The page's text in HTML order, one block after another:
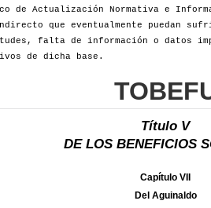
de Actualización Normativa e
que eventualmente puedan
falta de información o datos
de dicha base.
Título V
DE LOS BENEFICIOS
Capítulo VII
Del Aguinaldo